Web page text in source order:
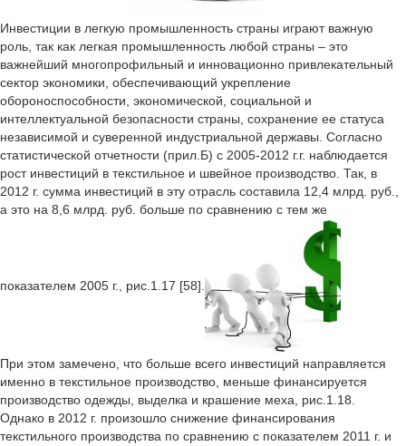
Инвестиции в легкую промышленность страны играют важную
роль, так как легкая промышленность любой страны – это
важнейший многопрофильный и инновационно привлекательный
сектор экономики, обеспечивающий укрепление
обороноспособности, экономической, социальной и
интеллектуальной безопасности страны, сохранение ее статуса
независимой и суверенной индустриальной державы. Согласно
статистической отчетности (прил.Б) с 2005-2012 г.г. наблюдается
рост инвестиций в текстильное и швейное производство. Так, в
2012 г. сумма инвестиций в эту отрасль составила 12,4 млрд. руб.,
а это на 8,6 млрд. руб. больше по сравнению с тем же
показателем 2005 г., рис.1.17 [58].
При этом замечено, что больше всего инвестиций направляется
именно в текстильное производство, меньше финансируется
производство одежды, выделка и крашение меха, рис.1.18.
Однако в 2012 г. произошло снижение финансирования
текстильного производства по сравнению с показателем 2011 г. и